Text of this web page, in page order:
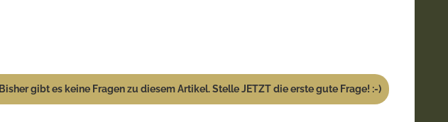
Bisher gibt es keine Fragen zu diesem Artikel. Stelle JETZT die erste gute Frage! :-)